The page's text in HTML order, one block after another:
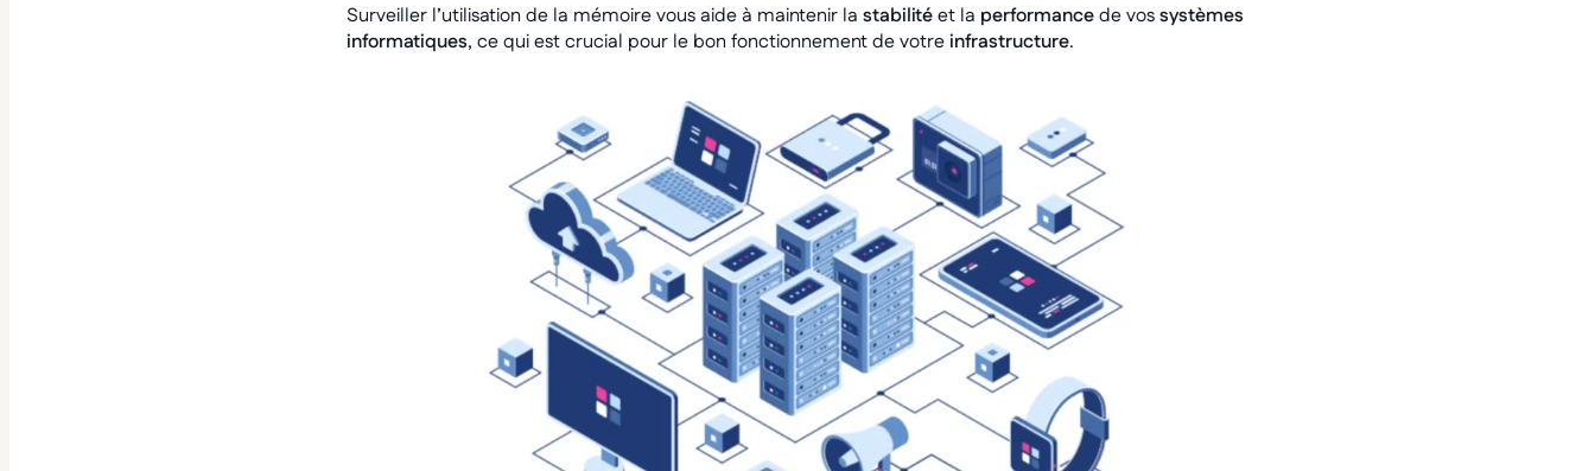
Surveiller l’utilisation de la mémoire vous aide à maintenir la stabilitéet la performancede vossystèmes
informatiques, ce qui est crucial pour le bon fonctionnement de votreinfrastructure.